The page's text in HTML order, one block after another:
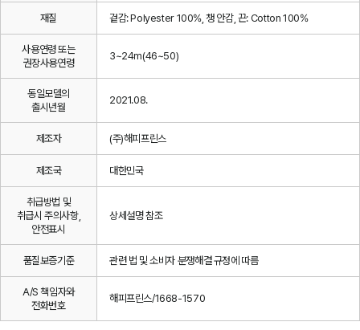
재질 겉감: Polyester 100%, 챙 안감, 끈: Cotton 100%
사용연령 또는
권장사용연령
3~24m(46~50)
동일모델의
출시년월
2021.08.
제조자 (주)해피프린스
제조국 대한민국
취급방법 및
취급시 주의사항,
안전표시
상세설명 참조
품질보증기준 관련 법 및 소비자 분쟁해결 규정에 따름
A/S 책임자와
전화번호
해피프린스/1668-1570